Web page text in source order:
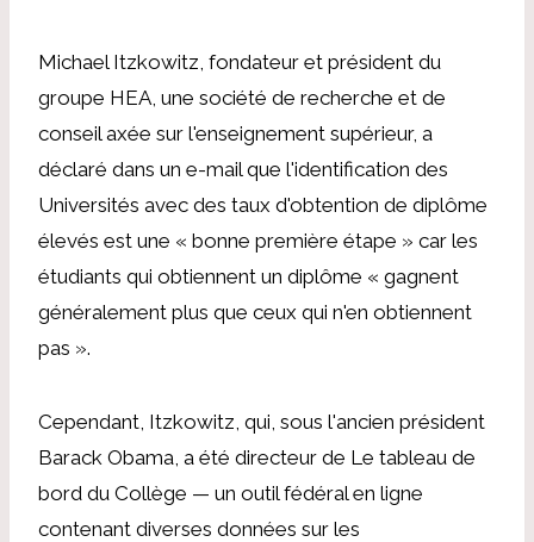
Michael Itzkowitz, fondateur et président du
groupe HEA, une société de recherche et de
conseil axée sur l'enseignement supérieur, a
déclaré dans un e-mail que l'identification des
Universités avec des taux d'obtention de diplôme
élevés est une « bonne première étape » car les
étudiants qui obtiennent un diplôme « gagnent
généralement plus que ceux qui n'en obtiennent
pas ».
Cependant, Itzkowitz, qui, sous l'ancien président
Barack Obama, a été directeur de Le tableau de
bord du Collège — un outil fédéral en ligne
contenant diverses données sur les